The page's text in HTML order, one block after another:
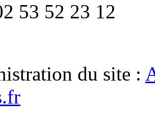
53 52 23 12
du site :